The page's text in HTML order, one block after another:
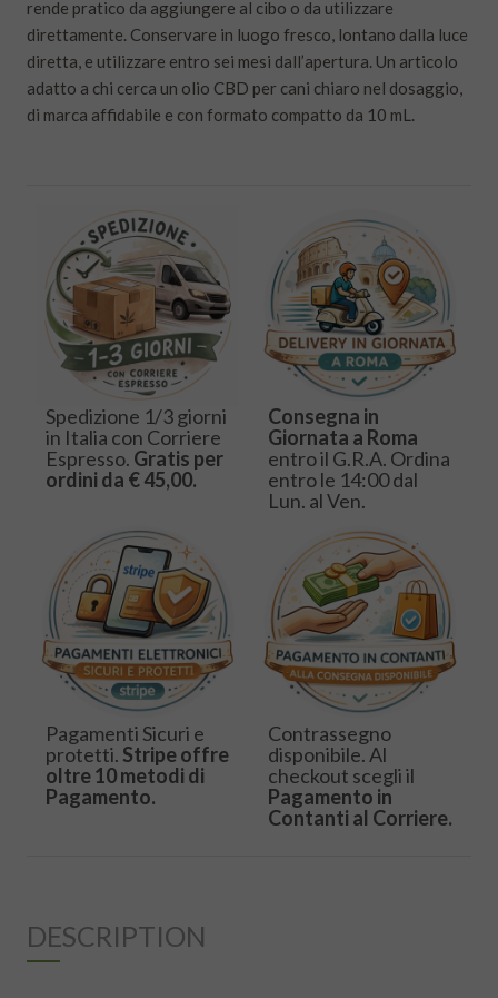
rende pratico da aggiungere al cibo o da utilizzare
direttamente. Conservare in luogo fresco, lontano dalla luce
diretta, e utilizzare entro sei mesi dall’apertura. Un articolo
adatto a chi cerca un olio CBD per cani chiaro nel dosaggio,
di marca affidabile e con formato compatto da 10 mL.
Spedizione 1/3 giorni
in Italia con Corriere
Espresso. Gratis per
ordini da € 45,00.
Consegna in
Giornata a Roma
entro il G.R.A. Ordina
entro le 14:00 dal
Lun. al Ven.
Pagamenti Sicuri e
protetti. Stripe offre
oltre 10 metodi di
Pagamento.
Contrassegno
disponibile. Al
checkout scegli il
Pagamento in
Contanti al Corriere.
DESCRIPTION